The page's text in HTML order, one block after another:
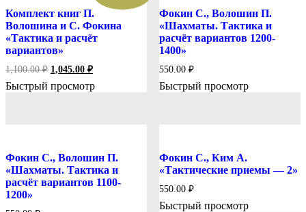
Комплект книг П.
Волошина и С. Фокина
«Тактика и расчёт
вариантов»
1,100.00₽ Первоначальная
цена
составляла
1,045.00 ₽Текущая
цена:
1,045.00 ₽.
Быстрый просмотр
Фокин С., Волошин П.
«Шахматы. Тактика и
расчёт вариантов 1200-
1400»
550.00 ₽
Быстрый просмотр
Фокин С., Волошин П.
«Шахматы. Тактика и
расчёт вариантов 1100-
1200»
Фокин С., Ким А.
«Тактические приемы — 2»
550.00 ₽
Быстрый просмотр